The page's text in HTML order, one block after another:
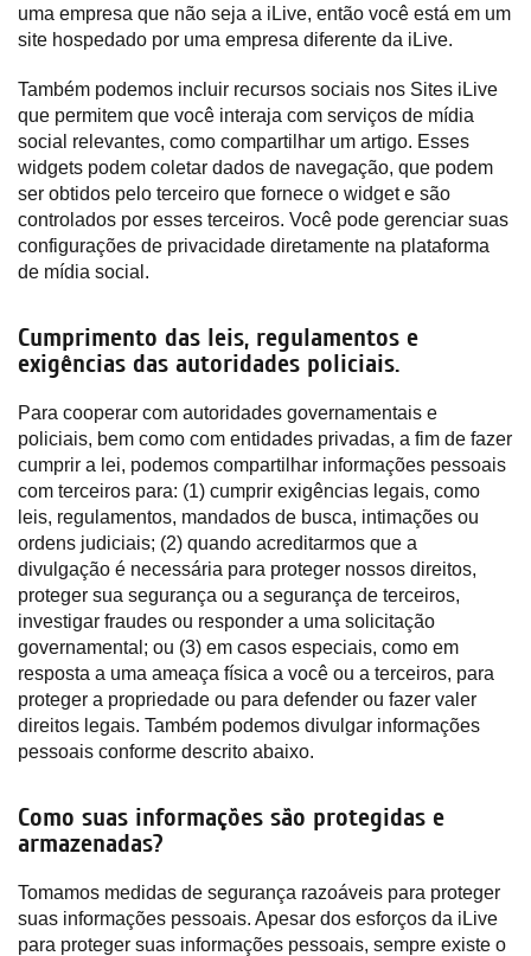
uma empresa que não seja a iLive, então você está em um
site hospedado por uma empresa diferente da iLive.
Também podemos incluir recursos sociais nos Sites iLive
que permitem que você interaja com serviços de mídia
social relevantes, como compartilhar um artigo. Esses
widgets podem coletar dados de navegação, que podem
ser obtidos pelo terceiro que fornece o widget e são
controlados por esses terceiros. Você pode gerenciar suas
configurações de privacidade diretamente na plataforma
de mídia social.
Cumprimento das leis, regulamentos e
exigências das autoridades policiais.
Para cooperar com autoridades governamentais e
policiais, bem como com entidades privadas, a fim de fazer
cumprir a lei, podemos compartilhar informações pessoais
com terceiros para: (1) cumprir exigências legais, como
leis, regulamentos, mandados de busca, intimações ou
ordens judiciais; (2) quando acreditarmos que a
divulgação é necessária para proteger nossos direitos,
proteger sua segurança ou a segurança de terceiros,
investigar fraudes ou responder a uma solicitação
governamental; ou (3) em casos especiais, como em
resposta a uma ameaça física a você ou a terceiros, para
proteger a propriedade ou para defender ou fazer valer
direitos legais. Também podemos divulgar informações
pessoais conforme descrito abaixo.
Como suas informações são protegidas e
armazenadas?
Tomamos medidas de segurança razoáveis para proteger
suas informações pessoais. Apesar dos esforços da iLive
para proteger suas informações pessoais, sempre existe o